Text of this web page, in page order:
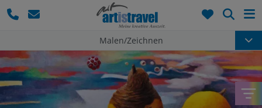
Malen/Zeichnen